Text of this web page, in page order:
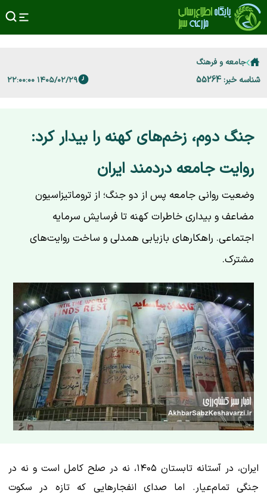
جامعه و فرهنگ
شناسه خبر: 55264 ۱۴۰۵/۰۲/۲۹ ۲۲:۰۰:۰۰
جنگ دوم، زخم‌های کهنه را بیدار کرد:
روایت جامعه‌ دردمند ایران
وضعیت روانی جامعه پس از دو جنگ؛ از تروماتیزاسیون
مضاعف و بیداری خاطرات کهنه تا فرسایش سرمایه
اجتماعی. راهکارهای بازیابی همدلی و ساخت روایت‌های
مشترک.
ایران، در آستانه تابستان ۱۴۰۵، نه در صلح کامل است و نه در
جنگی تمام‌عیار. اما صدای انفجارهایی که تازه در سکوت